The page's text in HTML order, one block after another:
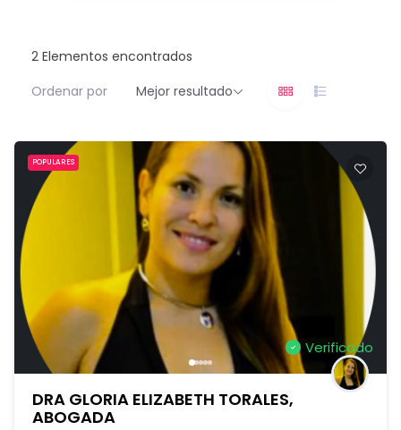
2 Elementos encontrados
Ordenar por
Mejor resultado
POPULARES
Verificado
DRA GLORIA ELIZABETH TORALES,
ABOGADA